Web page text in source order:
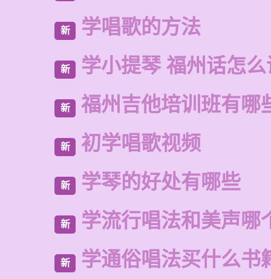
新 学唱歌的方法
新 学小提琴 福州话怎
新 福州吉他培训班有哪
新 初学唱歌视频
新 学琴的好处有哪些
新 学流行唱法和美声哪
新 学通俗唱法买什么书